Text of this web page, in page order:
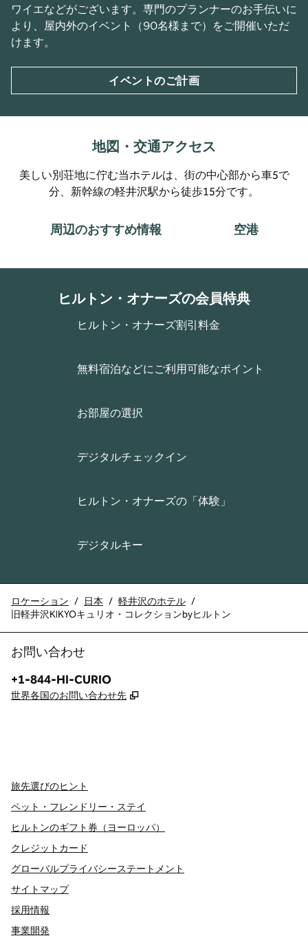
ワイエなどがございます。専門のプランナーのお手伝いに
より、屋内外のイベント（90名様まで）をご開催いただ
けます。
イベントのご計画
地図・交通アクセス
美しい別荘地に佇む当ホテルは、街の中心部から車5で
分、新幹線の軽井沢駅から徒歩15分です。
周辺のおすすめ情報 空港
ヒルトン・オナーズの会員特典
ヒルトン・オナーズ割引料金
無料宿泊などにご利用可能なポイント
お部屋の選択
デジタルチェックイン
ヒルトン・オナーズの「体験」
デジタルキー
ロケーション / 日本 / 軽井沢のホテル /
旧軽井沢KIKYOキュリオ・コレクションbyヒルトン
お問い合わせ
電話：
+1-844-HI-CURIO
世界各国のお問い合わせ先 ,
旅先選びのヒント
ペット・フレンドリー・ステイ
ヒルトンのギフト券（ヨーロッパ）
クレジットカード
グローバルプライバシーステートメント
サイトマップ
採用情報
事業開発